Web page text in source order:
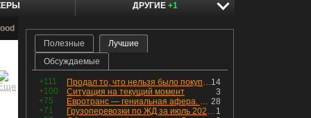
ДРУГИЕ +1
Полезные
Лучшие
Обсуждаемые
+111 14
Продал то, что нельзя было покупать. Изменения в портфеле
+100
3
Ситуация на текущий момент
+75
28
Евротранс — гениальная афера. Собрал с инвесторов денег, выплатил дивидендов больше текущей капитализации и ушёл в дефолт
+71
1
Грузоперевозки по ЖД за июль 2026 г. — четвёртый месяц подряд роста, чёрные металлы на уровне прошлого года, а каменный уголь в плюсе.